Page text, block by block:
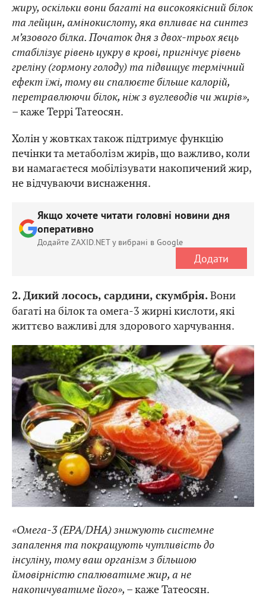
жиру, оскільки вони багаті на високоякісний білок
та лейцин, амінокислоту, яка впливає на синтез
м’язового білка. Початок дня з двох-трьох яєць
стабілізує рівень цукру в крові, пригнічує рівень
греліну (гормону голоду) та підвищує термічний
ефект їжі, тому ви спалюєте більше калорій,
перетравлюючи білок, ніж з вуглеводів чи жирів»,
– каже Террі Татеосян.
Холін у жовтках також підтримує функцію
печінки та метаболізм жирів, що важливо, коли
ви намагаєтеся мобілізувати накопичений жир,
не відчуваючи виснаження.
Якщо хочете читати головні новини дня
оперативно
Додайте ZAXID.NET у вибрані в Google
Додати
2. Дикий лосось, сардини, скумбрія.Вони
багаті на білок та омега-3 жирні кислоти, які
життєво важливі для здорового харчування.
«Омега-3 (EPA/DHA) знижують системне
запалення та покращують чутливість до
інсуліну, тому ваш організм з більшою
ймовірністю спалюватиме жир, а не
накопичуватиме його», –каже Татеосян.